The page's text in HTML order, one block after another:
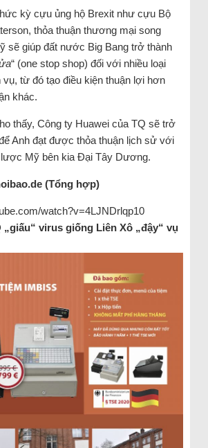
kỳ cựu ủng hộ Brexit như cựu Bộ
thỏa thuận thương mại song
sẽ giúp đất nước Big Bang trở thành
“ (one stop shop) đối với nhiều loại
vụ, từ đó tạo điều kiện thuận lợi hơn
khác.
thấy, Công ty Huawei của TQ sẽ trở
Anh đạt được thỏa thuận lịch sử với
Mỹ bên kia Đại Tây Dương.
(Tổng hợp)
watch?v=4LJNDrlqp10
„giấu“ virus giống Liên Xô „đậy“ vụ